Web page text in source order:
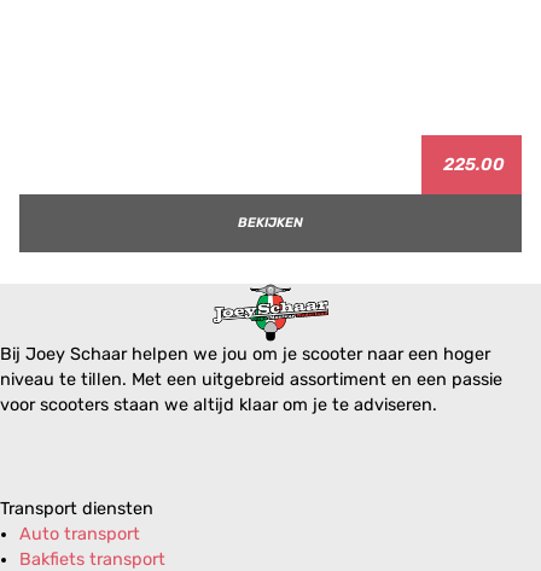
225.00
BEKIJKEN
Bij Joey Schaar helpen we jou om je scooter naar een hoger
niveau te tillen. Met een uitgebreid assortiment en een passie
voor scooters staan we altijd klaar om je te adviseren.
Transport diensten
Auto transport
Bakfiets transport